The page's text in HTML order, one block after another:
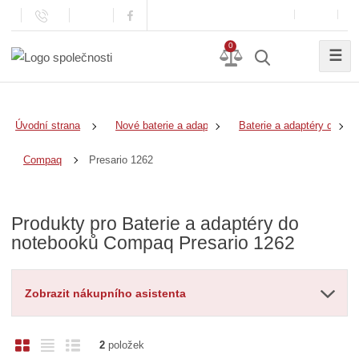
0
☰
Úvodní strana Nové baterie a adaptéry Baterie a adaptéry do
Compaq Presario 1262
Produkty pro Baterie a adaptéry do
notebooků Compaq Presario 1262
Zobrazit nákupního asistenta
O
Ř
2položek